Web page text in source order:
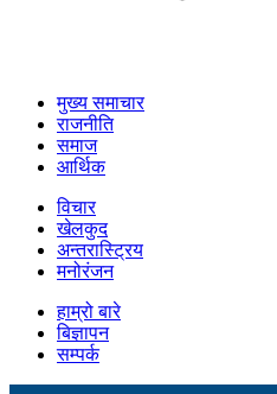
मुख्य समाचार
राजनीति
समाज
आर्थिक
विचार
खेलकुद
अन्तरास्ट्रिय
मनोरंजन
हाम्रो बारे
बिज्ञापन
सम्पर्क